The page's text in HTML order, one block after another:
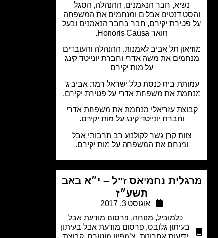
נשיא, חבר הנאמנים, ההנהלה, הסגל
אבלים ומנחמים את המשפחה
פטירת יקירם, חבר בחבר הנאמנים ובעל
תל אביב לאמנות, ההנהלה והעובדים
את משה אדרי וחברת יונייטד קינג
על מות יקירם
בית כנסת כלל ישראל רמת אביב ג'
את משפחת אדרי על פטירת יקירם.
עזריאלי מנחמת את משפחת אדרי
וחברת יונייטד קינג על מות יקירם.
צוות קרן גשר לקולנוע רב תרבותי אבל
ומנחם את המשפחה על מות יקירם.
נחמיאס ז"ל – י״א באב
תשע״ז
אוגוסט 3, 2017
כלמוביל,מנוחה, פרסום מודעת אבל
בעיתון גלובס, פרסום מודעת אבל בעיתון
ידיעות אחרונות,צ’מפיון מוטורס ,קבוצת